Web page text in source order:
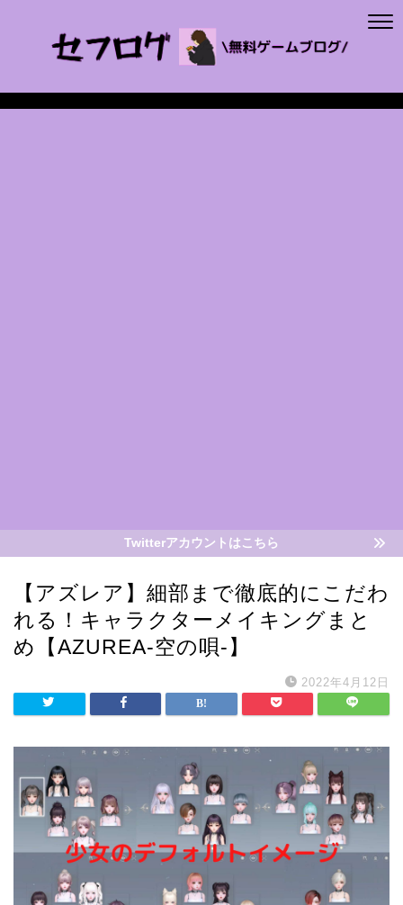
Twitterアカウントはこちら
【アズレア】細部まで徹底的にこだわ
れる！キャラクターメイキングまと
め【AZUREA-空の唄-】
2022年4月12日